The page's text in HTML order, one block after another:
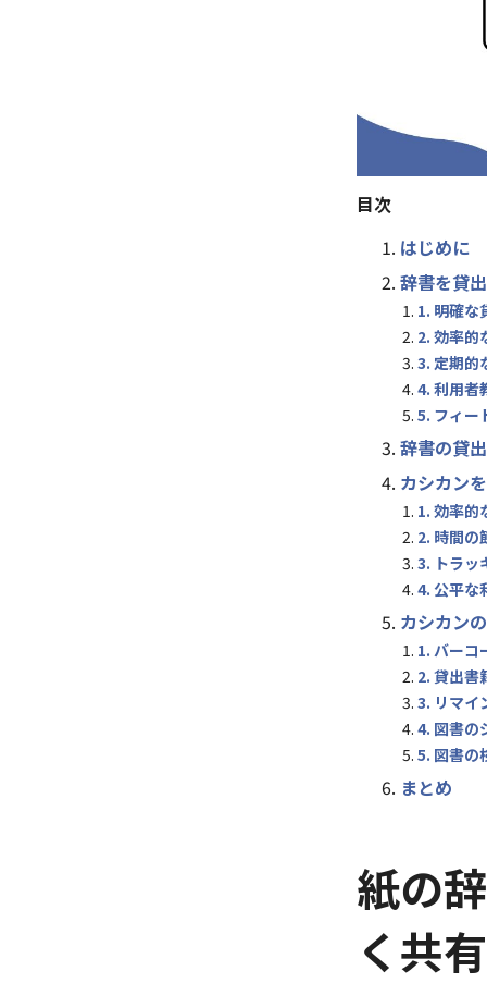
目次
はじめに
辞書を貸
1. 明確な
2. 効率的
3. 定期的
4. 利用者
5. フィー
辞書の貸
カシカン
1. 効率的
2. 時間の
3. トラッ
4. 公平な
カシカン
1. バーコ
2. 貸出書
3. リマイ
4. 図書の
5. 図書の
まとめ
紙の
く共